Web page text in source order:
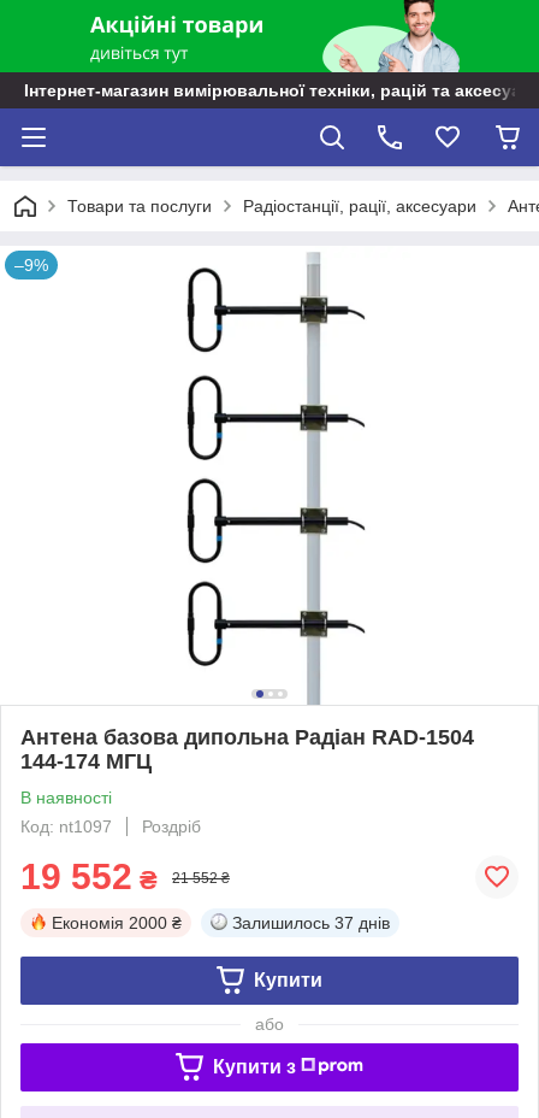
Інтернет-магазин вимірювальної техніки, рацій та
Товари та послуги Радіостанції, рації, аксесуари
–9%
Антена базова дипольна Радіан RAD-1504
144-174 МГЦ
В наявності
Код: nt1097
Роздріб
19 552 ₴ 21 552 ₴
Економія 2000 ₴ Залишилось 37 днів
Купити
або
Купити з